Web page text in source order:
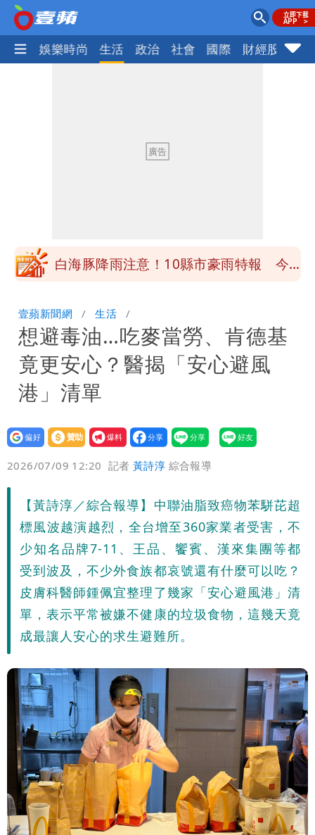
熱門 娛樂時尚 生活 政治 社會 國際 財經股市
晚至明下午受影響
颱風假來了！連江縣明停班課 竹縣山區
Cheap：愛台灣只是發財的口號
白海豚降雨注意！10縣市豪雨特報 今
8校停課不停班
壹蘋新聞網 生活
想避毒油…吃麥當勞、肯德基
竟更安心？醫揭「安心避風
港」清單
設為
贊助
我要
爆料
2026/07/09 12:20 記者黃詩淳 綜合報導
【黃詩淳／綜合報導】中聯油脂致癌物苯駢芘超
標風波越演越烈，全台增至360家業者受害，不
少知名品牌7-11、王品、饗賓、漢來集團等都
受到波及，不少外食族都哀號還有什麼可以吃？
皮膚科醫師鍾佩宜整理了幾家「安心避風港」清
單，表示平常被嫌不健康的垃圾食物，這幾天竟
成最讓人安心的求生避難所。